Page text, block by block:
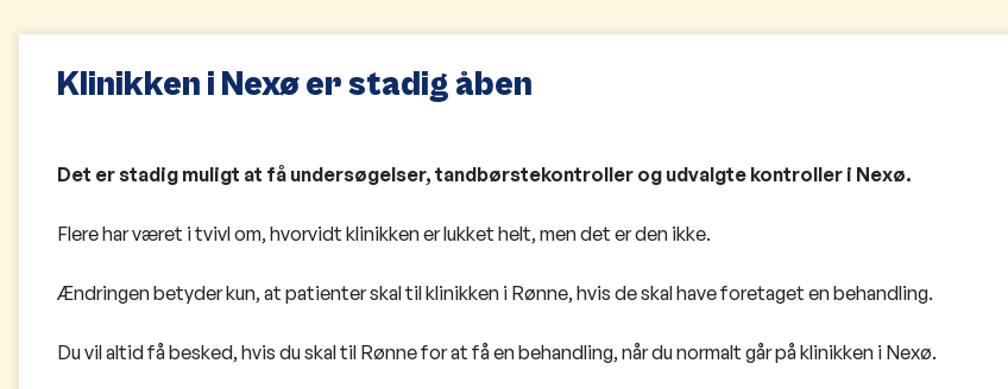
Klinikken i Nexø er stadig åben​
Det er stadig muligt at få undersøgelser, tandbørstekontroller og udvalgte kontroller i Nexø.
Flere har været i tvivl om, hvorvidt klinikken er lukket helt, men det er den ikke.
Ændringen betyder kun, at patienter skal til klinikken i Rønne, hvis de skal have foretaget en behandling.
Du vil altid få besked, hvis du skal til Rønne for at få en behandling, når du normalt går på klinikken i Nexø.